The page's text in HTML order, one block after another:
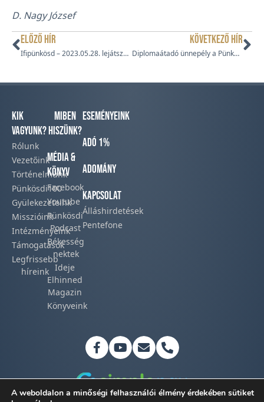
D. Nagy József
ELŐZŐ HÍR
Ifipünkösd – 2023.05.28. lejátszási lista
KÖVETKEZŐ HÍR
Diplomaátadó ünnepély a Pünkösdi Teológiai Főiskolán (2023. július 8.)
Kik
vagyunk?
Rólunk
Vezetőink
Történelmünk​
Pünkösdi100
Gyülekezeteink​
Misszióink​
Intézményeink
Támogatások
Legfrissebb
híreink​
Miben
hiszünk?
Média &
Könyv
Facebook​
Youtube
Pünkösdi
Podcast​
Békesség
nektek
Ideje
Elhinned
Magazin
Könyveink
Eseményeink
Adó 1%
Adomány
Kapcsolat
Álláshirdetések
Pentefone
A weboldalon a minőségi felhasználói élmény érdekében sütiket